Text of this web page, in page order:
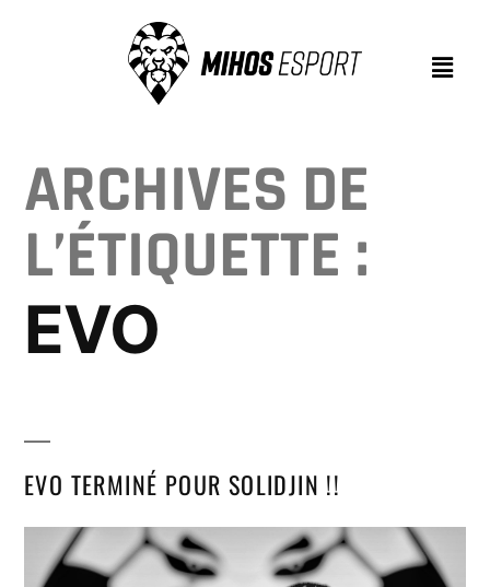
ARCHIVES DE
L’ÉTIQUETTE :
EVO
EVO TERMINÉ POUR SOLIDJIN !!